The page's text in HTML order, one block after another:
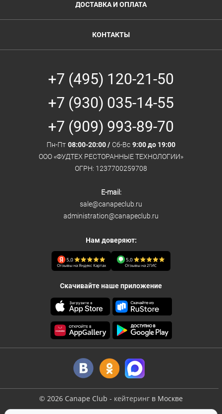
ДОСТАВКА И ОПЛАТА
КОНТАКТЫ
+7 (495) 120-21-50
+7 (930) 035-14-55
+7 (909) 993-89-70
Пн-Пт 08:00-20:00 / Сб-Вс 9:00 до 19:00
ООО «ФУДТЕХ РЕСТОРАННЫЕ ТЕХНОЛОГИИ»
ОГРН: 1237700259708
E-mail:
sale@canapeclub.ru
administration@canapeclub.ru
Нам доверяют:
5,0
Отзывы на Яндекс Картах
5,0
Отзывы на 2ГИС
Скачивайте наше приложение
© 2026 Canape Club - кейтеринг в Москве